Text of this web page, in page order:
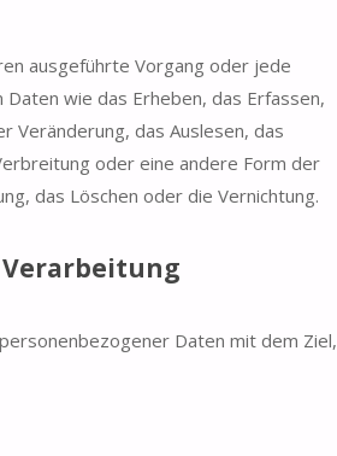
ausgeführte Vorgang oder jede
wie das Erheben, das Erfassen,
Veränderung, das Auslesen, das
oder eine andere Form der
das Löschen oder die Vernichtung.
Daten mit dem Ziel,